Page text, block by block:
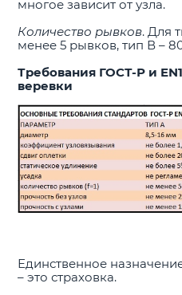
многое зависит от узла.
Количество рывков. Для
менее 5 рывков, тип В –
Требования ГОСТ-Р и
веревки
Единственное
– это страховка.